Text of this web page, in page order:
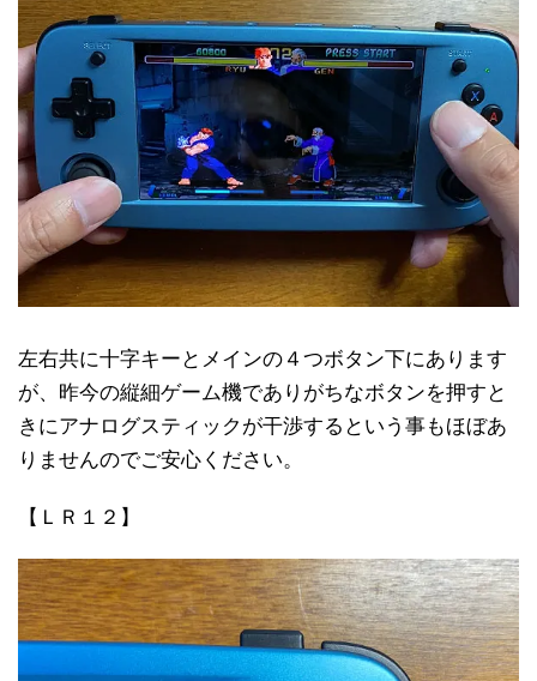
左右共に十字キーとメインの４つボタン下にあります
が、昨今の縦細ゲーム機でありがちなボタンを押すと
きにアナログスティックが干渉するという事もほぼあ
りませんのでご安心ください。
【ＬＲ１２】